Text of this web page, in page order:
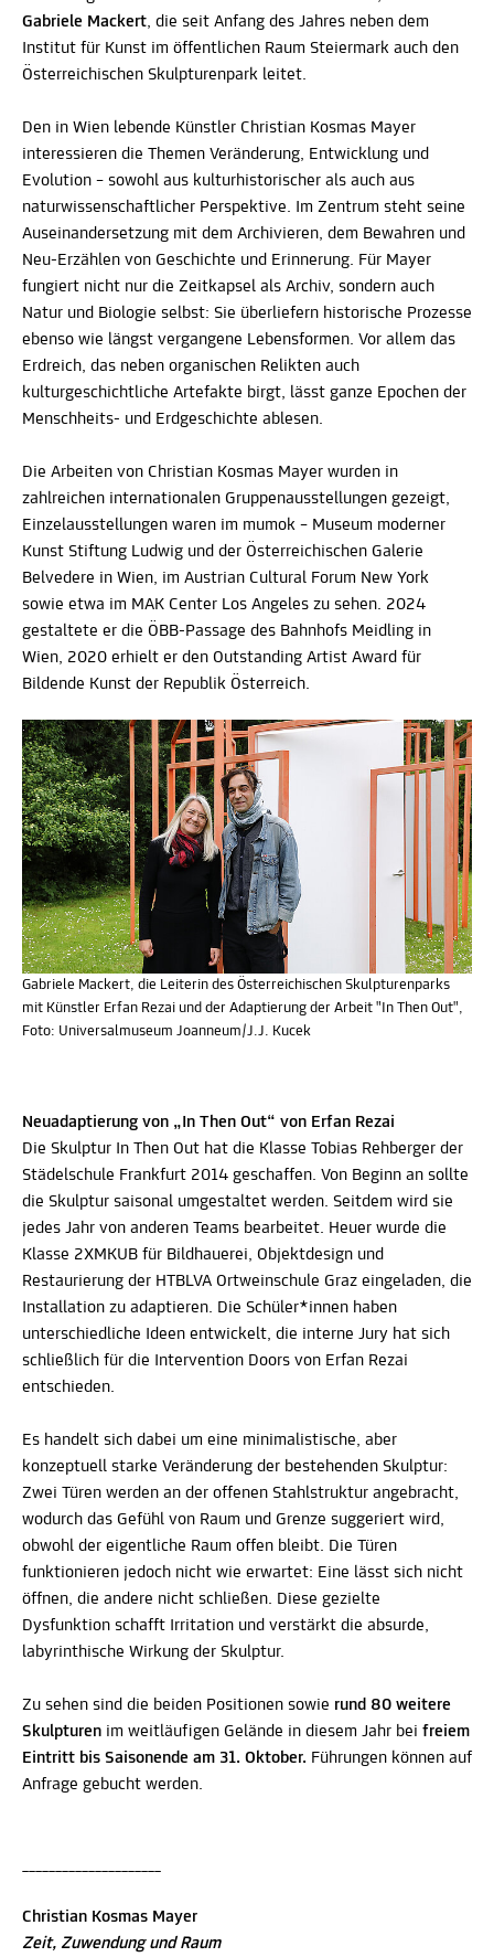
Gabriele Mackert, die seit Anfang des Jahres neben dem
Institut für Kunst im öffentlichen Raum Steiermark auch den
Österreichischen Skulpturenpark leitet.
Den in Wien lebende Künstler Christian Kosmas Mayer
interessieren die Themen Veränderung, Entwicklung und
Evolution – sowohl aus kulturhistorischer als auch aus
naturwissenschaftlicher Perspektive. Im Zentrum steht seine
Auseinandersetzung mit dem Archivieren, dem Bewahren und
Neu-Erzählen von Geschichte und Erinnerung. Für Mayer
fungiert nicht nur die Zeitkapsel als Archiv, sondern auch
Natur und Biologie selbst: Sie überliefern historische Prozesse
ebenso wie längst vergangene Lebensformen. Vor allem das
Erdreich, das neben organischen Relikten auch
kulturgeschichtliche Artefakte birgt, lässt ganze Epochen der
Menschheits- und Erdgeschichte ablesen.
Die Arbeiten von Christian Kosmas Mayer wurden in
zahlreichen internationalen Gruppenausstellungen gezeigt,
Einzelausstellungen waren im mumok – Museum moderner
Kunst Stiftung Ludwig und der Österreichischen Galerie
Belvedere in Wien, im Austrian Cultural Forum New York
sowie etwa im MAK Center Los Angeles zu sehen. 2024
gestaltete er die ÖBB-Passage des Bahnhofs Meidling in
Wien, 2020 erhielt er den Outstanding Artist Award für
Bildende Kunst der Republik Österreich.
Gabriele Mackert, die Leiterin des Österreichischen Skulpturenparks
mit Künstler Erfan Rezai und der Adaptierung der Arbeit "In Then Out",
Foto: Universalmuseum Joanneum/J.J. Kucek
Neuadaptierung von „In Then Out“ von Erfan Rezai
Die Skulptur In Then Out hat die Klasse Tobias Rehberger der
Städelschule Frankfurt 2014 geschaffen. Von Beginn an sollte
die Skulptur saisonal umgestaltet werden. Seitdem wird sie
jedes Jahr von anderen Teams bearbeitet. Heuer wurde die
Klasse 2XMKUB für Bildhauerei, Objektdesign und
Restaurierung der HTBLVA Ortweinschule Graz eingeladen, die
Installation zu adaptieren. Die Schüler*innen haben
unterschiedliche Ideen entwickelt, die interne Jury hat sich
schließlich für die Intervention Doors von Erfan Rezai
entschieden.
Es handelt sich dabei um eine minimalistische, aber
konzeptuell starke Veränderung der bestehenden Skulptur:
Zwei Türen werden an der offenen Stahlstruktur angebracht,
wodurch das Gefühl von Raum und Grenze suggeriert wird,
obwohl der eigentliche Raum offen bleibt. Die Türen
funktionieren jedoch nicht wie erwartet: Eine lässt sich nicht
öffnen, die andere nicht schließen. Diese gezielte
Dysfunktion schafft Irritation und verstärkt die absurde,
labyrinthische Wirkung der Skulptur.
Zu sehen sind die beiden Positionen sowie rund 80 weitere
Skulpturen im weitläufigen Gelände in diesem Jahr bei freiem
Eintritt bis Saisonende am 31. Oktober. Führungen können auf
Anfrage gebucht werden.
Christian Kosmas Mayer
Zeit, Zuwendung und Raum